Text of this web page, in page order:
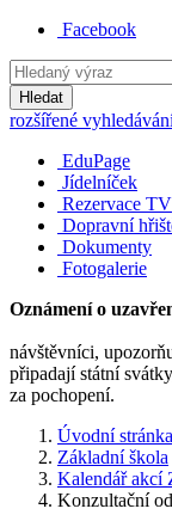
Facebook
Hledat
rozšířené
EduPage
Jídelníček
Rezervace TV
Dopravní
Dokumenty
Fotogalerie
Oznámení o
návštěvníci,
připadají státní
za pochopení.
Úvodní stránka
Základní škola
Kalendář akcí
Konzultační